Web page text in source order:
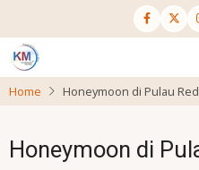
to
main
content
Home Honeymoon di Pulau
Honeymoon di